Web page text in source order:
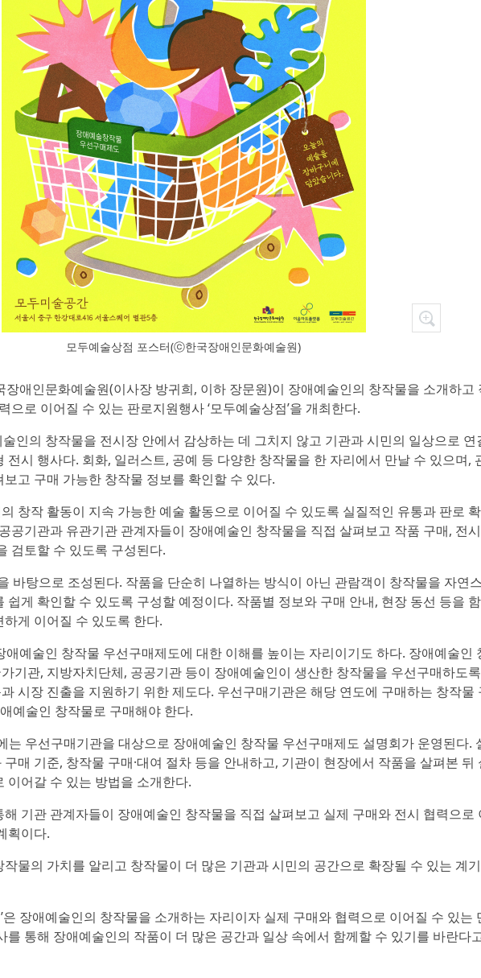
모두예술상점 포스터(ⓒ한국장애인문화예술원)
장애인문화예술원(이사장 방귀희, 이하 장문원)이 장애예술인의 창작물을 소개하고
으로 이어질 수 있는 판로지원행사 ‘모두예술상점’을 개최한다.
술인의 창작물을 전시장 안에서 감상하는 데 그치지 않고 기관과 시민의 일상으로 연
전시 행사다. 회화, 일러스트, 공예 등 다양한 창작물을 한 자리에서 만날 수 있으며,
고 구매 가능한 창작물 정보를 확인할 수 있다.
창작 활동이 지속 가능한 예술 활동으로 이어질 수 있도록 실질적인 유통과 판로
공기관과 유관기관 관계자들이 장애예술인 창작물을 직접 살펴보고 작품 구매, 전
검토할 수 있도록 구성된다.
바탕으로 조성된다. 작품을 단순히 나열하는 방식이 아닌 관람객이 창작물을 자연
쉽게 확인할 수 있도록 구성할 예정이다. 작품별 정보와 구매 안내, 현장 동선 등을
게 이어질 수 있도록 한다.
애예술인 창작물 우선구매제도에 대한 이해를 높이는 자리이기도 하다. 장애예술인
기관, 지방자치단체, 공공기관 등이 장애예술인이 생산한 창작물을 우선구매하도
시장 진출을 지원하기 위한 제도다. 우선구매기관은 해당 연도에 구매하는 창작물
예술인 창작물로 구매해야 한다.
는 우선구매기관을 대상으로 장애예술인 창작물 우선구매제도 설명회가 운영된다.
매 기준, 창작물 구매·대여 절차 등을 안내하고, 기관이 현장에서 작품을 살펴본 뒤
이어갈 수 있는 방법을 소개한다.
기관 관계자들이 장애예술인 창작물을 직접 살펴보고 실제 구매와 전시 협력으로
획이다.
물의 가치를 알리고 창작물이 더 많은 기관과 시민의 공간으로 확장될 수 있는 계
은 장애예술인의 창작물을 소개하는 자리이자 실제 구매와 협력으로 이어질 수 있는
를 통해 장애예술인의 작품이 더 많은 공간과 일상 속에서 함께할 수 있기를 바란다